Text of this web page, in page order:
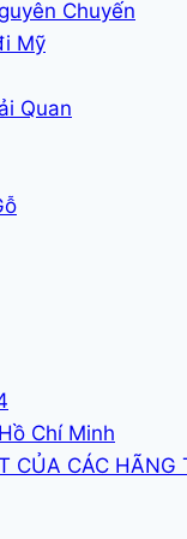
Chuyến
Mỹ
Quan
Chí Minh
CỦA CÁC HÃNG